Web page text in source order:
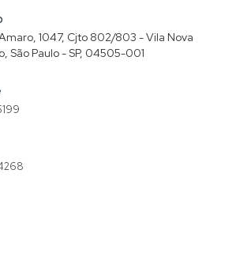
1047, Cjto 802/803 - Vila Nova
São Paulo - SP, 04505-001